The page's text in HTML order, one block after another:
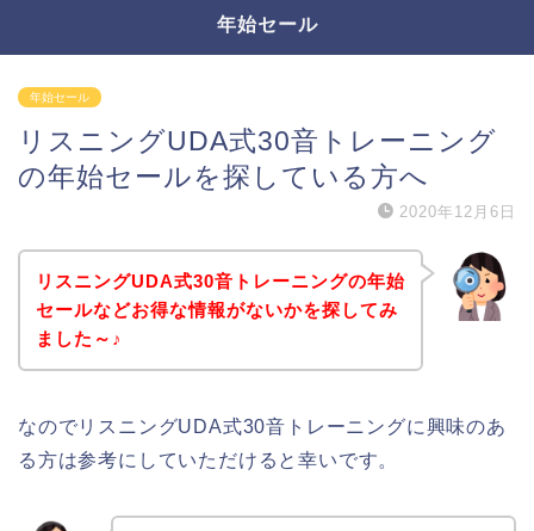
年始セール
年始セール
リスニングUDA式30音トレーニング
の年始セールを探している方へ
2020年12月6日
リスニングUDA式30音トレーニングの年始
セールなどお得な情報がないかを探してみ
ました～♪
なのでリスニングUDA式30音トレーニングに興味のあ
る方は参考にしていただけると幸いです。